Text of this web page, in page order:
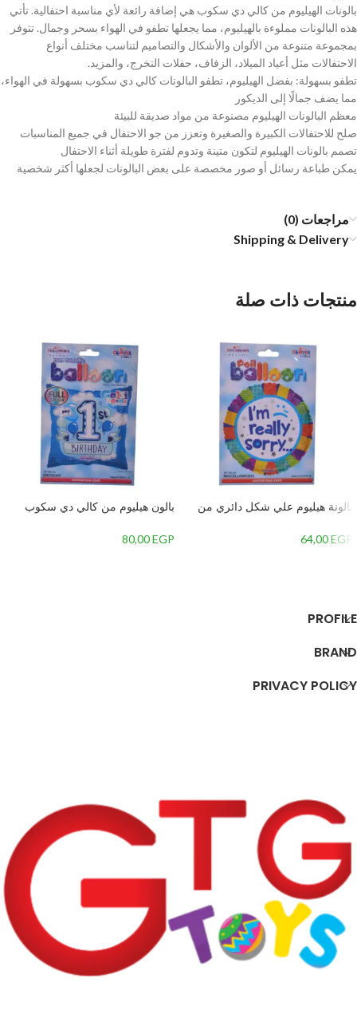
بالونات الهيليوم من كالي دي سكوب هي إضافة رائعة لأي مناسبة احتفالية. تأتي
هذه البالونات مملوءة بالهيليوم، مما يجعلها تطفو في الهواء بسحر وجمال. تتوفر
بمجموعة متنوعة من الألوان والأشكال والتصاميم لتناسب مختلف أنواع
الاحتفالات مثل أعياد الميلاد، الزفاف، حفلات التخرج، والمزيد.
تطفو بسهولة: بفضل الهيليوم، تطفو البالونات كالي دي سكوب بسهولة في الهواء،
مما يضف جمالًا إلى الديكور
معظم البالونات الهيليوم مصنوعة من مواد صديقة للبيئة
صلح للاحتفالات الكبيرة والصغيرة وتعزز من جو الاحتفال في جميع المناسبات
تصمم بالونات الهيليوم لتكون متينة وتدوم لفترة طويلة أثناء الاحتفال
يمكن طباعة رسائل أو صور مخصصة على بعض البالونات لجعلها أكثر شخصية
مراجعات (0)
Shipping & Delivery
منتجات ذات صلة
بالونة هيليوم علي شكل دائري من
اسف،متعددة الالوان
64,00EGP
بالون هيليوم من كالي دي سكوب
اولي لولد،لبني
80,00EGP
PROFILE
BRAND
PRIVACY POLICY